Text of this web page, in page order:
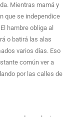
Mientras mamá y
que se independice
hambre obliga al
o batirá las alas
varios días. Eso
común ver a
por las calles de